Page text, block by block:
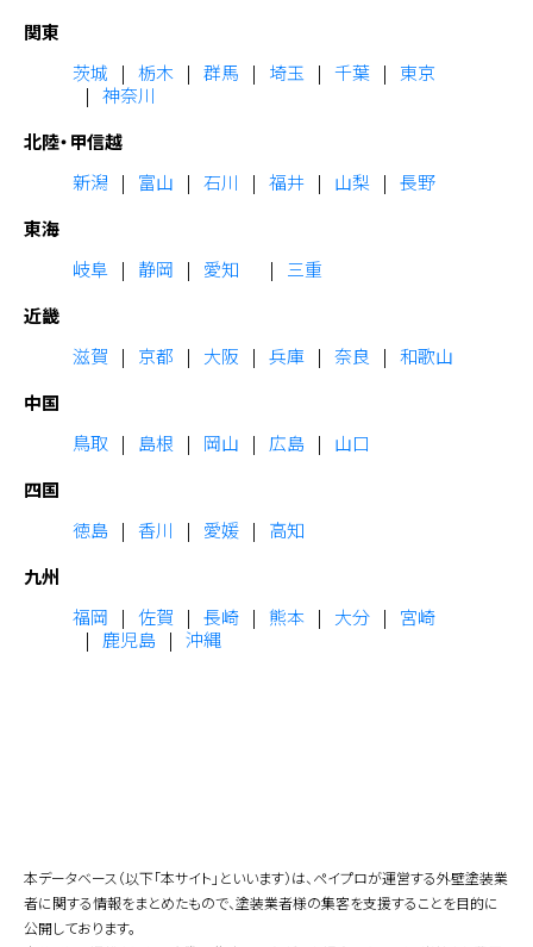
関東
茨城
栃木 群馬 埼玉 千葉
東京
神奈川
北陸・甲信越
新潟
富山 石川 福井 山梨
長野
東海
岐阜
静岡 愛知
三重
近畿
滋賀
京都 大阪 兵庫 奈良
和歌山
中国
鳥取
島根 岡山 広島
山口
四国
徳島
香川 愛媛
高知
九州
福岡
佐賀 長崎 熊本 大分
宮崎
鹿児島
沖縄
本データベース（以下「本サイト」といいます）は、ペイプロが運営する外壁塗装業
者に関する情報をまとめたもので、塗装業者様の集客を支援することを目的に
公開しております。